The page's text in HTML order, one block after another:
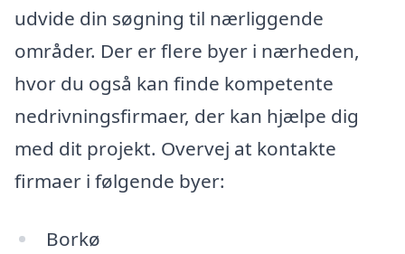
udvide din søgning til nærliggende
områder. Der er flere byer i nærheden,
hvor du også kan finde kompetente
nedrivningsfirmaer, der kan hjælpe dig
med dit projekt. Overvej at kontakte
firmaer i følgende byer:
Borkø